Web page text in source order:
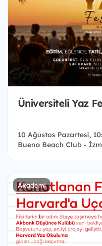
Üniversiteli Yaz
10 Ağustos Pazartesi,
Bueno Beach Club -
Akademi